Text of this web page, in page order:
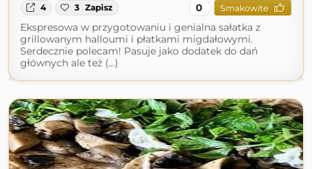
4 3 Zapisz 0 Smakowite
Ekspresowa w przygotowaniu i genialna sałatka z
grillowanym halloumi i płatkami migdałowymi.
Serdecznie polecam! Pasuje jako dodatek do dań
głównych ale też (...)